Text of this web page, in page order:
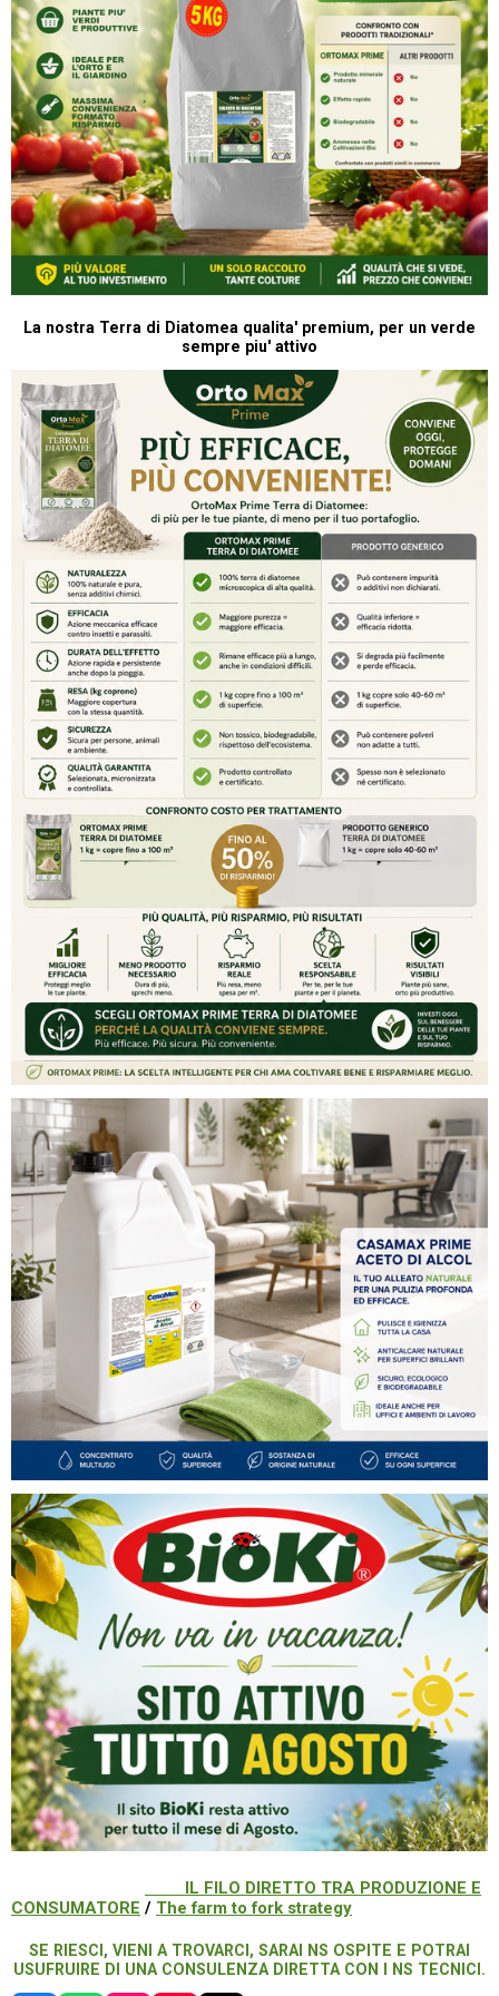
La nostra Terra di Diatomea qualita' premium, per un verde
sempre piu' attivo
IL FILO DIRETTO TRA PRODUZIONE E
CONSUMATORE / The farm to fork strategy
SE RIESCI, VIENI A TROVARCI, SARAI NS OSPITE E POTRAI
USUFRUIRE DI UNA CONSULENZA DIRETTA CON I NS TECNICI.